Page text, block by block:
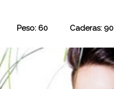
Peso: 60 Caderas: 90